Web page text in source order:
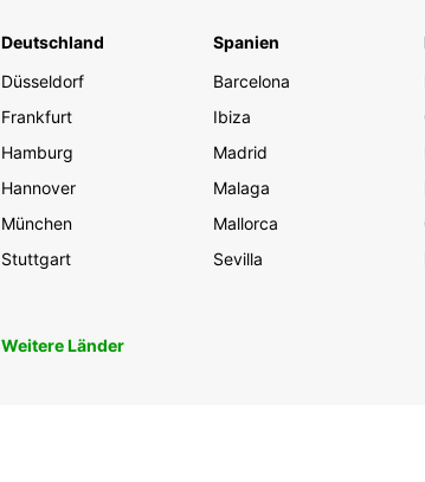
Deutschland
Düsseldorf
Frankfurt
Hamburg
Hannover
München
Stuttgart
Spanien
Barcelona
Ibiza
Madrid
Malaga
Mallorca
Sevilla
Weitere Länder